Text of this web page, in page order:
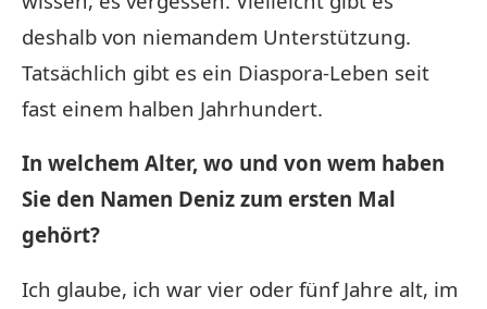
deshalb von niemandem Unterstützung.
Tatsächlich gibt es ein Diaspora-Leben seit
fast einem halben Jahrhundert.
In welchem ​​Alter, wo und von wem haben
Sie den Namen Deniz zum ersten Mal
gehört?
Ich glaube, ich war vier oder fünf Jahre alt, im